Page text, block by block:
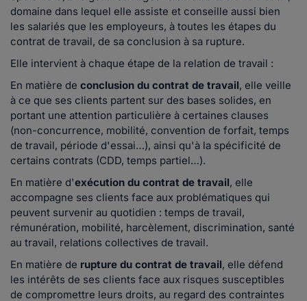
domaine dans lequel elle assiste et conseille aussi bien
les salariés que les employeurs, à toutes les étapes du
contrat de travail, de sa conclusion à sa rupture.
Elle intervient à chaque étape de la relation de travail :
En matière de conclusion du contrat de travail, elle veille
à ce que ses clients partent sur des bases solides, en
portant une attention particulière à certaines clauses
(non-concurrence, mobilité, convention de forfait, temps
de travail, période d'essai…), ainsi qu'à la spécificité de
certains contrats (CDD, temps partiel…).
En matière d'exécution du contrat de travail, elle
accompagne ses clients face aux problématiques qui
peuvent survenir au quotidien : temps de travail,
rémunération, mobilité, harcèlement, discrimination, santé
au travail, relations collectives de travail.
En matière de rupture du contrat de travail, elle défend
les intérêts de ses clients face aux risques susceptibles
de compromettre leurs droits, au regard des contraintes